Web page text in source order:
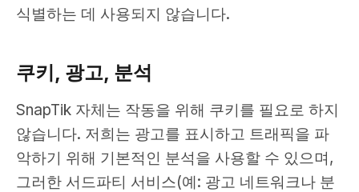
식별하는 데 사용되지 않습니다.
쿠키, 광고, 분석
SnapTik 자체는 작동을 위해 쿠키를 필요로 하지
않습니다. 저희는 광고를 표시하고 트래픽을 파
악하기 위해 기본적인 분석을 사용할 수 있으며,
그러한 서드파티 서비스(예: 광고 네트워크나 분